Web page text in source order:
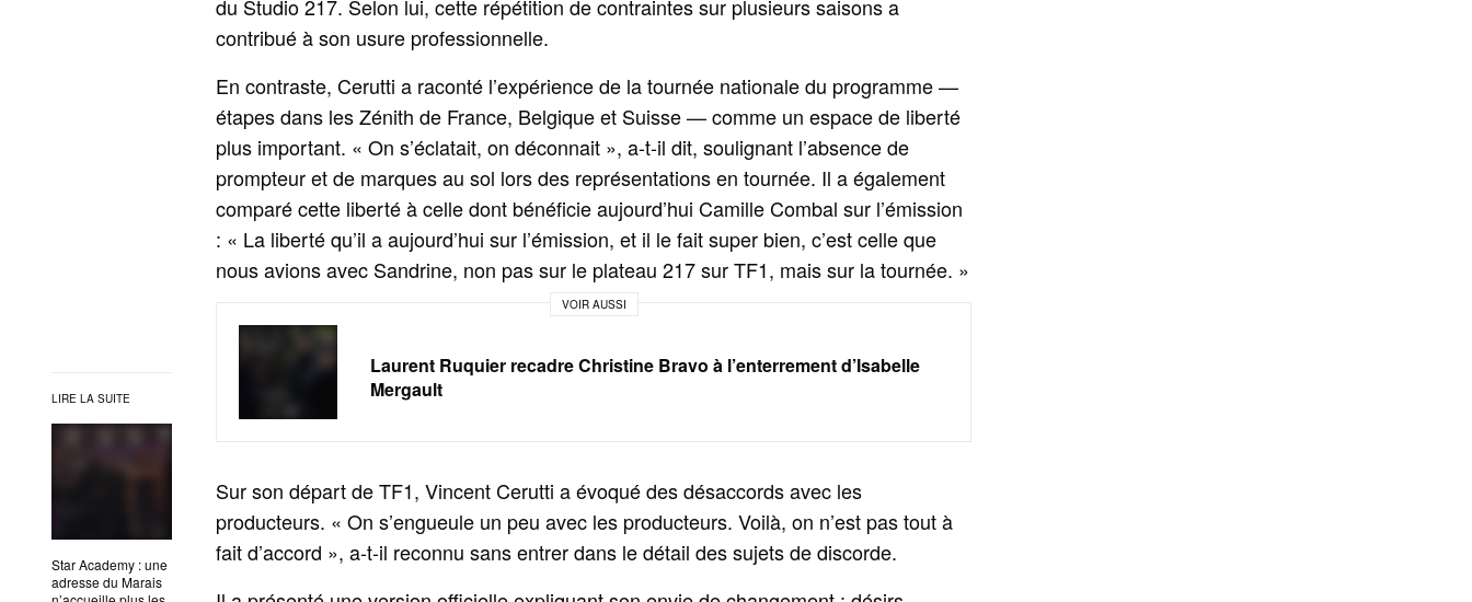
LIRE LA SUITE
Star Academy : une
adresse du Marais
du Studio 217. Selon lui, cette répétition de contraintes sur plusieurs saisons a
contribué à son usure professionnelle.
En contraste, Cerutti a raconté l’expérience de la tournée nationale du programme —
étapes dans les Zénith de France, Belgique et Suisse — comme un espace de liberté
plus important. « On s’éclatait, on déconnait », a-t-il dit, soulignant l’absence de
prompteur et de marques au sol lors des représentations en tournée. Il a également
comparé cette liberté à celle dont bénéficie aujourd’hui Camille Combal sur l’émission
: « La liberté qu’il a aujourd’hui sur l’émission, et il le fait super bien, c’est celle que
nous avions avec Sandrine, non pas sur le plateau 217 sur TF1, mais sur la tournée. »
VOIR AUSSI
Laurent Ruquier recadre Christine Bravo à l’enterrement d’Isabelle
Mergault
Sur son départ de TF1, Vincent Cerutti a évoqué des désaccords avec les
producteurs. « On s’engueule un peu avec les producteurs. Voilà, on n’est pas tout à
fait d’accord », a-t-il reconnu sans entrer dans le détail des sujets de discorde.